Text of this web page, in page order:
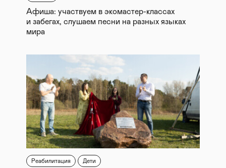
Афиша: участвуем в экомастер-классах
и забегах, слушаем песни на разных языках
мира
Реабилитация Дети